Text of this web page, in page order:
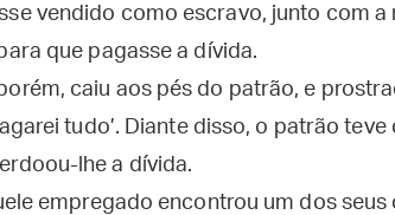
vendido como escravo, junto com a
que pagasse a dívida.
caiu aos pés do patrão, e
tudo’. Diante disso, o patrão
lhe a dívida.
empregado encontrou um dos